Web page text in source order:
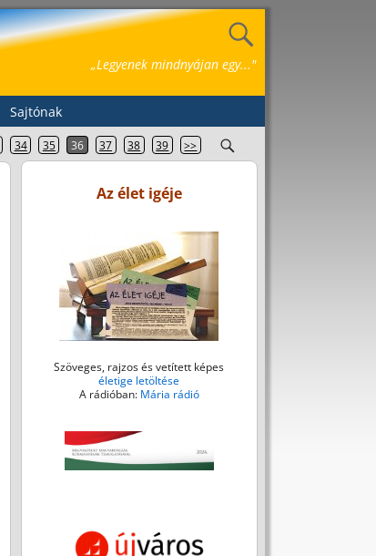
„Legyenek mindnyájan egy..."
Sajtónak
34 35 36 37 38 39 >>
Az élet igéje
Szöveges, rajzos és vetített képes
életige letöltése
A rádióban: Mária rádió